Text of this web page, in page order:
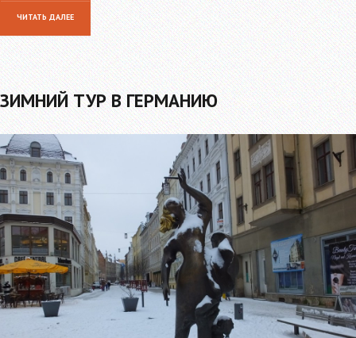
ЧИТАТЬ ДАЛЕЕ
ЗИМНИЙ ТУР В ГЕРМАНИЮ